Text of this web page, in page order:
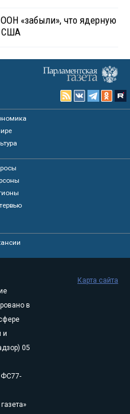
«забыли», что ядерную
США
в
и
05
ФС77-
Карта сайта